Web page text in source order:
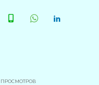
ПРОСМОТРОВ